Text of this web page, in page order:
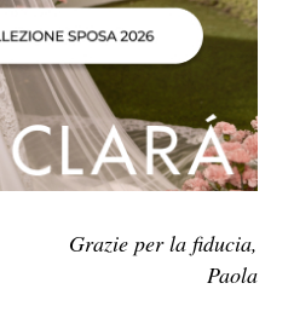
Grazie per la fiducia,
Paola